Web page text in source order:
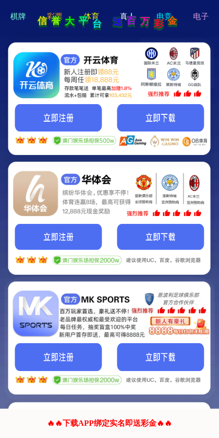
hi 💗
Hey Guys!
我们即将上线啦...
我们的网站正在建设.
它将是非常棒的网站.
联系我们!